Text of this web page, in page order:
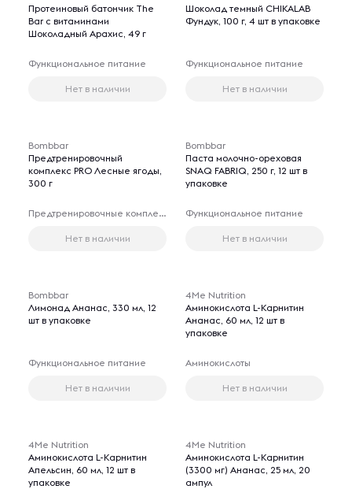
Протеиновый батончик The
Bar с витаминами
Шоколадный Арахис, 49 г
Функциональное питание
Нет в наличии
Шоколад темный CHIKALAB
Фундук, 100 г, 4 шт в упаковке
Функциональное питание
Нет в наличии
Bombbar
Предтренировочный
комплекс PRO Лесные ягоды,
300 г
Предтренировочные комплексы
Нет в наличии
Bombbar
Паста молочно-ореховая
SNAQ FABRIQ, 250 г, 12 шт в
упаковке
Функциональное питание
Нет в наличии
Bombbar
Лимонад Ананас, 330 мл, 12
шт в упаковке
Функциональное питание
Нет в наличии
4Me Nutrition
Аминокислота L-Карнитин
Ананас, 60 мл, 12 шт в
упаковке
Аминокислоты
Нет в наличии
4Me Nutrition
Аминокислота L-Карнитин
Апельсин, 60 мл, 12 шт в
упаковке
4Me Nutrition
Аминокислота L-Карнитин
(3300 мг) Ананас, 25 мл, 20
ампул